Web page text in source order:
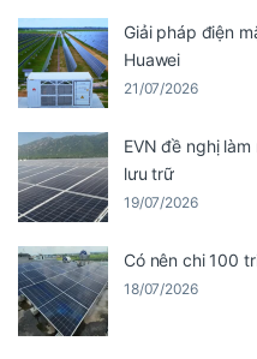
Giải pháp điện
Huawei
21/07/2026
EVN đề nghị
lưu trữ
19/07/2026
Có nên chi 100
18/07/2026